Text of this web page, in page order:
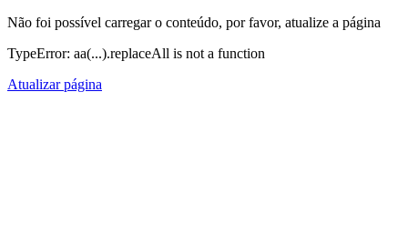
Não foi possível carregar o conteúdo, por favor, atualize a página
TypeError: aa(...).replaceAll is not a function
Atualizar página